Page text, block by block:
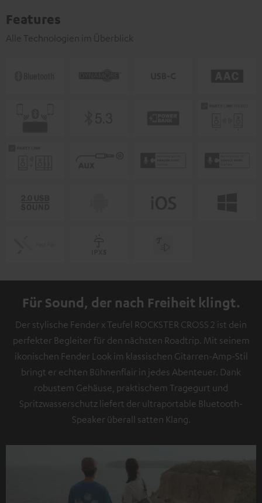
Features
Alle Technologien im Überblick
Für Sound, der nach Freiheit klingt.
Der stylische Fender x Teufel ROCKSTER CROSS 2 ist dein
perfekter Begleiter für den nächsten Roadtrip. Mit seinem
ikonischen Fender Look im klassischen Gitarren-Amp-Stil
bringt er echten Bühnenflair in jedes Abenteuer. Dank
robustem Gehäuse, praktischem Tragegurt und
Spritzwasserschutz liefert der ultraportable Bluetooth-
Speaker überall satten Klang.